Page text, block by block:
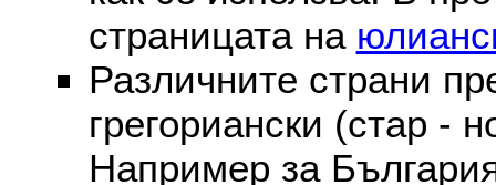
страницата на
Различните страни
грегориански (стар -
Например за